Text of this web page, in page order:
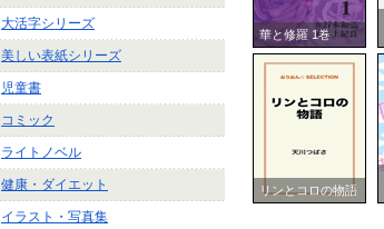
大活字シリーズ
美しい表紙シリーズ
児童書
コミック
ライトノベル
健康・ダイエット
イラスト・写真集
華と修羅 1巻
リンとコロの物語